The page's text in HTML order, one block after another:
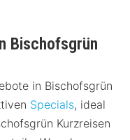
Bischofsgrün
in Bischofsgrün
Specials, ideal
Kurzreisen